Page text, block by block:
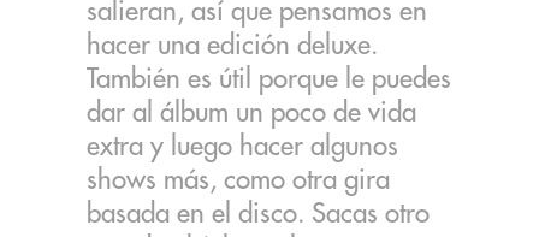
salieran, así que pensamos en
hacer una edición deluxe.
También es útil porque le puedes
dar al álbum un poco de vida
extra y luego hacer algunos
shows más, como otra gira
basada en el disco. Sacas otro